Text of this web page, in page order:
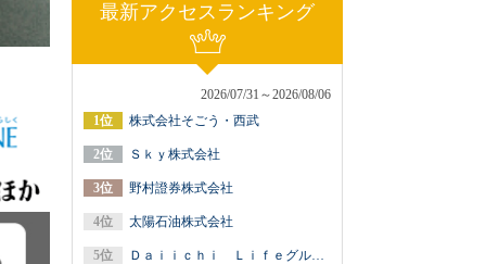
最新アクセスランキング
2026/07/31～2026/08/06
株式会社そごう・西武
Ｓｋｙ株式会社
野村證券株式会社
太陽石油株式会社
Ｄａｉｉｃｈｉ Ｌｉｆｅグループ（第一ライフグループ／第一生命保険）